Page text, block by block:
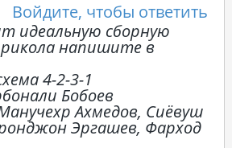
Войдите, чтобы ответить
идеальную сборную
напишите в
4-2-3-1
Бобоев
Ахмедов, Сиёвуш
Эргашев, Фарход